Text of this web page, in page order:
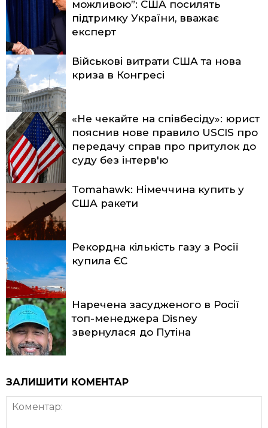
можливою”: США посилять
підтримку України, вважає
експерт
Військові витрати США та нова
криза в Конгресі
«Не чекайте на співбесіду»: юрист
пояснив нове правило USCIS про
передачу справ про притулок до
суду без інтерв'ю
Tomahawk: Німеччина купить у
США ракети
Рекордна кількість газу з Росії
купила ЄС
Наречена засудженого в Росії
топ-менеджера Disney
звернулася до Путіна
ЗАЛИШИТИ КОМЕНТАР